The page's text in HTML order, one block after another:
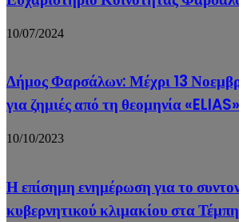
10/07/2024
Δήμος Φαρσάλων: Μέχρι 13
για ζημιές από τη θεομηνία «ELIAS»
10/10/2023
Η επίσημη ενημέρωση για το
κυβερνητικού κλιμακίου στα Τέμπη